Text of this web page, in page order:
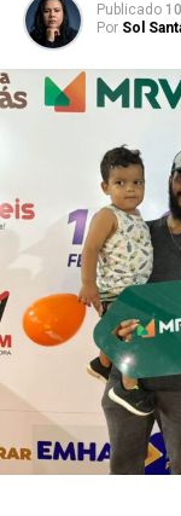
Publicado
Por Sol